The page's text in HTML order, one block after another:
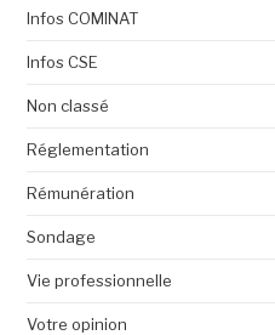
Infos COMINAT
Infos CSE
Non classé
Réglementation
Rémunération
Sondage
Vie professionnelle
Votre opinion